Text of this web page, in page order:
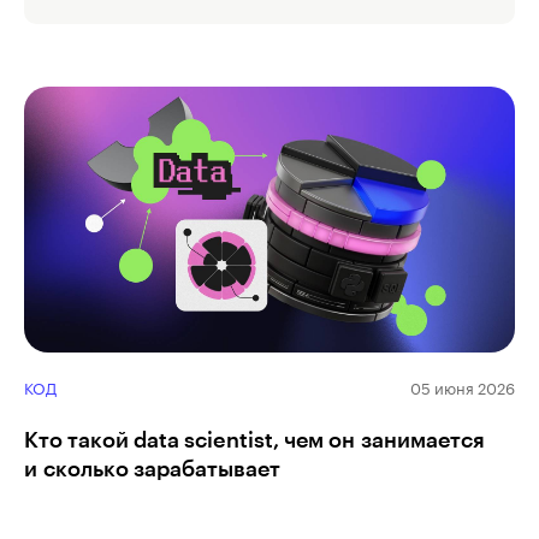
КОД 05 июня 2026
Кто такой data scientist, чем он занимается
и сколько зарабатывает